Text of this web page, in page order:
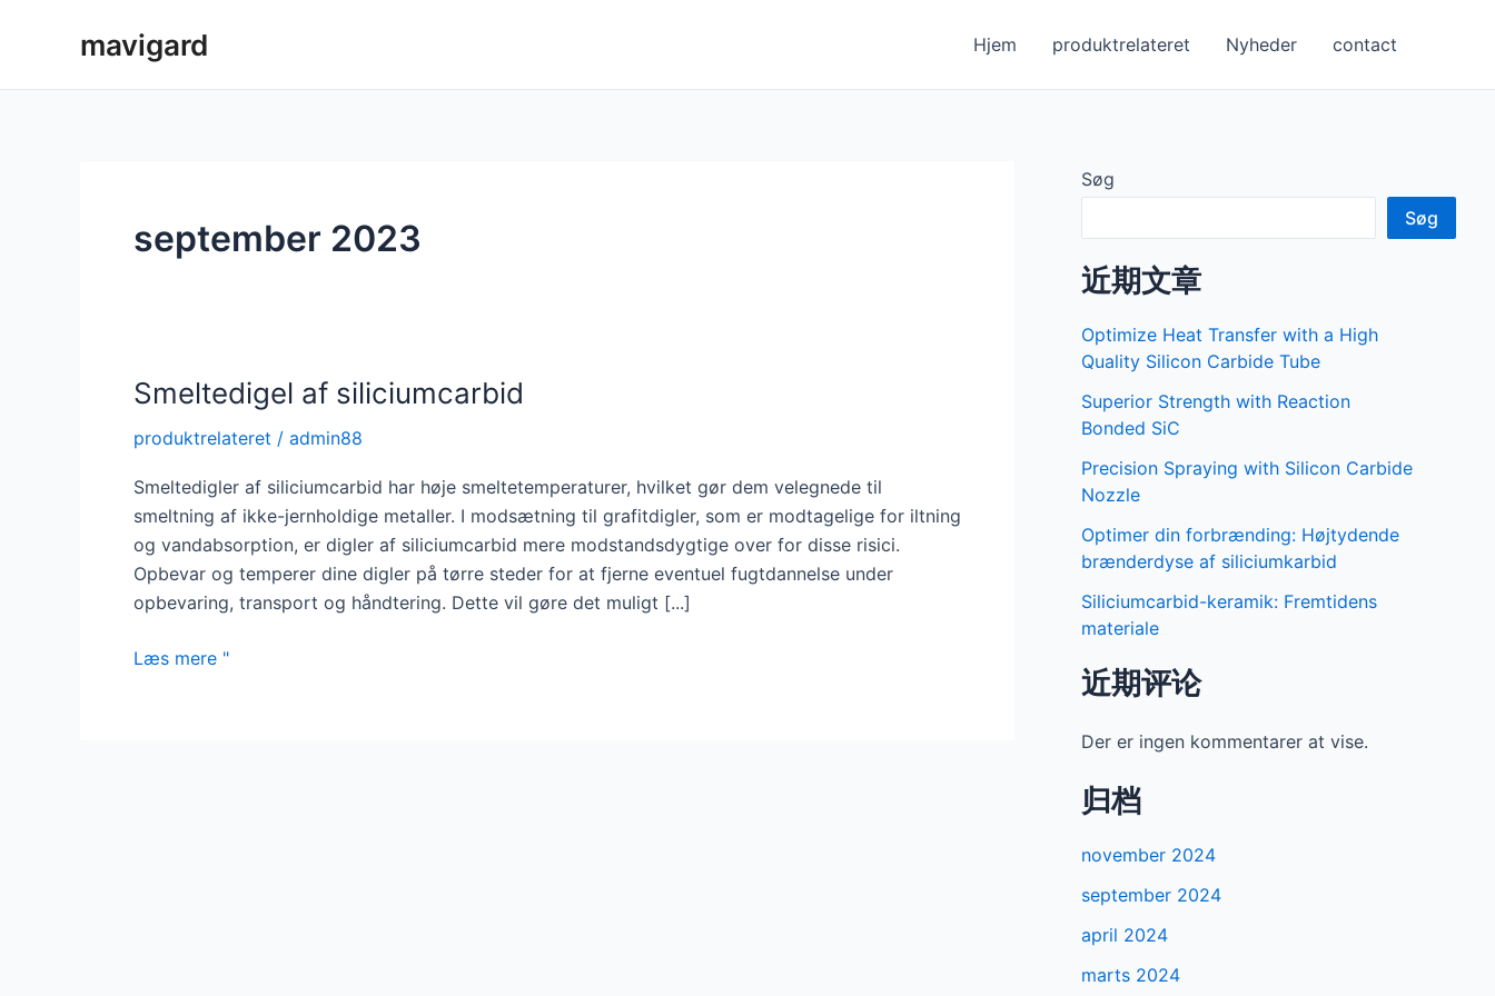
mavigard Hjem produktrelateret Nyheder contact
september 2023
Smeltedigel af siliciumcarbid
produktrelateret / admin88
Smeltedigler af siliciumcarbid har høje smeltetemperaturer, hvilket gør dem velegnede til
smeltning af ikke-jernholdige metaller. I modsætning til grafitdigler, som er modtagelige for iltning
og vandabsorption, er digler af siliciumcarbid mere modstandsdygtige over for disse risici.
Opbevar og temperer dine digler på tørre steder for at fjerne eventuel fugtdannelse under
opbevaring, transport og håndtering. Dette vil gøre det muligt [...]
Smeltedigel
Læs mere "
Søg
Søg
近期文章
Optimize Heat Transfer with a High
Quality Silicon Carbide Tube
Superior Strength with Reaction
Bonded SiC
Precision Spraying with Silicon Carbide
Nozzle
Optimer din forbrænding: Højtydende
brænderdyse af siliciumkarbid
Siliciumcarbid-keramik: Fremtidens
materiale
近期评论
Der er ingen kommentarer at vise.
归档
november 2024
september 2024
april 2024
marts 2024